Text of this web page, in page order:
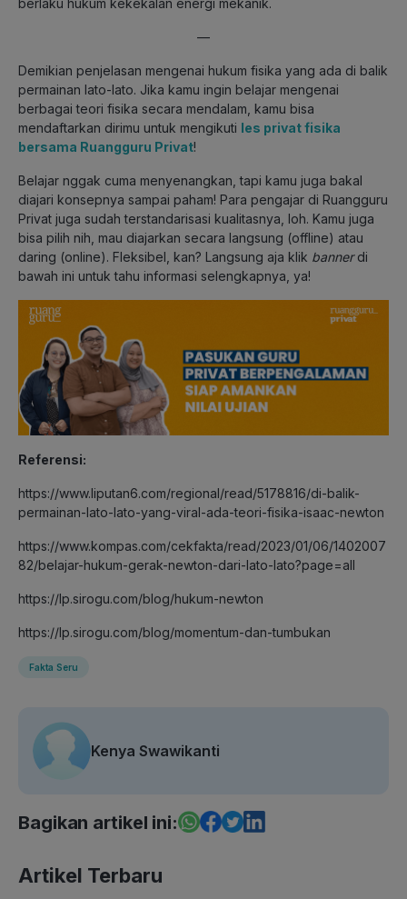
berlaku hukum kekekalan energi mekanik.
—
Demikian penjelasan mengenai hukum fisika yang ada di balik
permainan lato-lato. Jika kamu ingin belajar mengenai
berbagai teori fisika secara mendalam, kamu bisa
mendaftarkan dirimu untuk mengikuti les privat fisika
bersama Ruangguru Privat!
Belajar nggak cuma menyenangkan, tapi kamu juga bakal
diajari konsepnya sampai paham! Para pengajar di Ruangguru
Privat juga sudah terstandarisasi kualitasnya, loh. Kamu juga
bisa pilih nih, mau diajarkan secara langsung (offline) atau
daring (online). Fleksibel, kan? Langsung aja klik bannerdi
bawah ini untuk tahu informasi selengkapnya, ya!
Referensi:
https://www.liputan6.com/regional/read/5178816/di-balik-
permainan-lato-lato-yang-viral-ada-teori-fisika-isaac-newton
https://www.kompas.com/cekfakta/read/2023/01/06/1402007
82/belajar-hukum-gerak-newton-dari-lato-lato?page=all
https://lp.sirogu.com/blog/hukum-newton
https://lp.sirogu.com/blog/momentum-dan-tumbukan
Fakta Seru
Kenya Swawikanti
Bagikan artikel ini:
Artikel Terbaru